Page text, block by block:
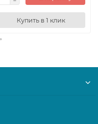
Купить в 1 клик